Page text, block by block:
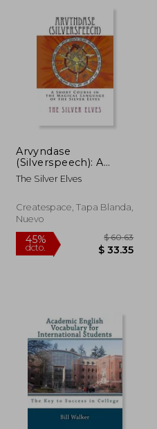
40%
dcto.
45%
dcto.
Arvyndase
(Silverspeech): A
Short Course in the
Magical Language of
Inglés)
The Silver Elves
Createspace, Tapa Blanda,
Nuevo